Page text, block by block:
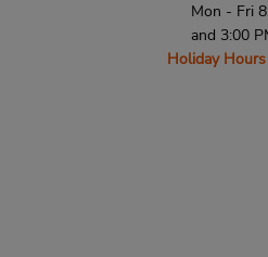
Mon - Fri
and 3:00
Holiday Hours